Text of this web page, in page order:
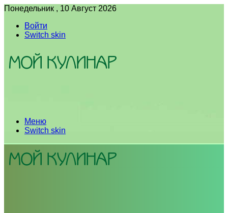
Понедельник , 10 Август 2026
Войти
Switch skin
Меню
Switch skin